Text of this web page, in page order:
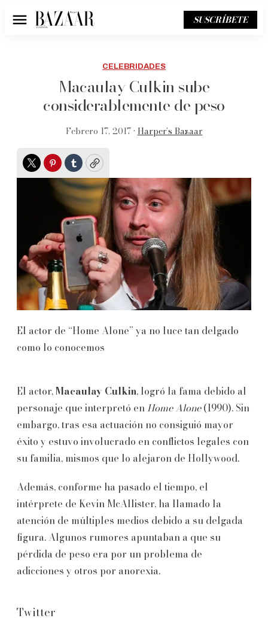
Menú SUSCRÍBETE
CELEBRIDADES
Macaulay Culkin sube
considerablemente de peso
Febrero 17, 2017 • Harper’s Bazaar
TwitterPinterest
TumblrCopy
El actor de “Home Alone” ya no luce tan delgado
como lo conocemos
El actor,Macaulay Culkin, logró la fama debido al
personaje que interpretó en Home Alone(1990). Sin
embargo, tras esa actuación no consiguió mayor
éxito y estuvo involucrado en conflictos legales con
su familia, mismos que lo alejaron de Hollywood.
Además, conforme ha pasado el tiempo, el
intérprete de Kevin McAllister, ha llamado la
atención de múltiples medios debido a su delgada
figura. Algunos rumores apuntaban a que su
pérdida de peso era por un problema de
adicciones y otros por anorexia.
Twitter